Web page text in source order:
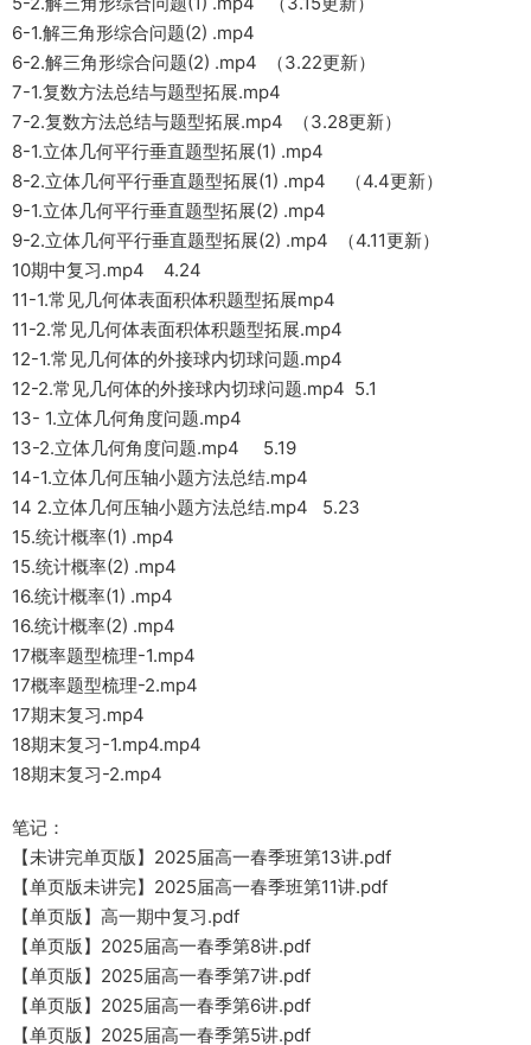
6-1.解三角形综合问题(2) .mp4
6-2.解三角形综合问题(2) .mp4 （3.22更新）
7-1.复数方法总结与题型拓展.mp4
7-2.复数方法总结与题型拓展.mp4 （3.28更新）
8-1.立体几何平行垂直题型拓展(1) .mp4
8-2.立体几何平行垂直题型拓展(1) .mp4 （4.4更新）
9-1.立体几何平行垂直题型拓展(2) .mp4
9-2.立体几何平行垂直题型拓展(2) .mp4 （4.11更新）
10期中复习.mp4 4.24
11-1.常见几何体表面积体积题型拓展mp4
11-2.常见几何体表面积体积题型拓展.mp4
12-1.常见几何体的外接球内切球问题.mp4
12-2.常见几何体的外接球内切球问题.mp4 5.1
13- 1.立体几何角度问题.mp4
13-2.立体几何角度问题.mp4 5.19
14-1.立体几何压轴小题方法总结.mp4
14 2.立体几何压轴小题方法总结.mp4 5.23
15.统计概率(1) .mp4
15.统计概率(2) .mp4
16.统计概率(1) .mp4
16.统计概率(2) .mp4
17概率题型梳理-1.mp4
17概率题型梳理-2.mp4
17期末复习.mp4
18期末复习-1.mp4.mp4
18期末复习-2.mp4
笔记：
【未讲完单页版】2025届高一春季班第13讲.pdf
【单页版未讲完】2025届高一春季班第11讲.pdf
【单页版】高一期中复习.pdf
【单页版】2025届高一春季第8讲.pdf
【单页版】2025届高一春季第7讲.pdf
【单页版】2025届高一春季第6讲.pdf
【单页版】2025届高一春季第5讲.pdf